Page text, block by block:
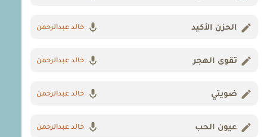
الحزن الأكيد خالد عبدالرحمن
تقوى الهجر خالد عبدالرحمن
ضويتي خالد عبدالرحمن
عيون الحب خالد عبدالرحمن